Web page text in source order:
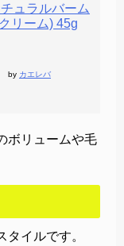
ュラルバーム
リーム) 45g
by カエレバ
ボリュームや毛
イルです。